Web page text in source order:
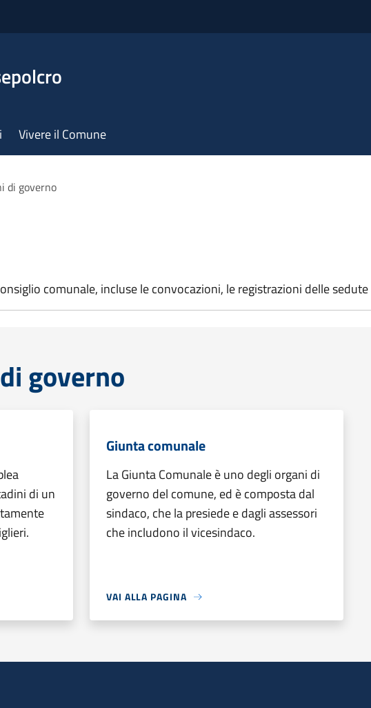
Vivere il Comune
di governo
comunale, incluse le convocazioni, le registrazioni delle
governo
di un
Giunta comunale
La Giunta Comunale è uno degli organi di
governo del comune, ed è composta dal
sindaco, che la presiede e dagli assessori
che includono il vicesindaco.
VAI ALLA PAGINA